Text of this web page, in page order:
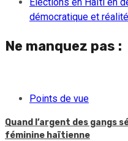
Élections en Haïti en
démocratique et
Ne manquez pas :
Points de vue
Quand l’argent des gangs
féminine haïtienne